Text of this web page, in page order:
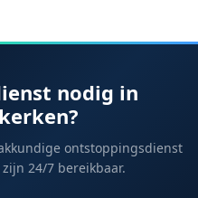
nodig in
ontstoppingsdienst
24/7 bereikbaar.